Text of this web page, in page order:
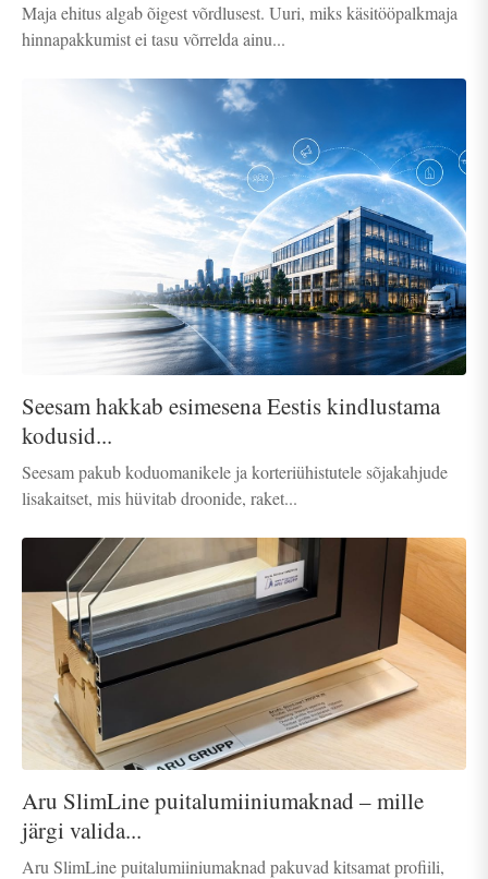
Maja ehitus algab õigest võrdlusest. Uuri, miks käsitööpalkmaja
hinnapakkumist ei tasu võrrelda ainu...
Seesam hakkab esimesena Eestis kindlustama
kodusid...
Seesam pakub koduomanikele ja korteriühistutele sõjakahjude
lisakaitset, mis hüvitab droonide, raket...
Aru SlimLine puitalumiiniumaknad – mille
järgi valida...
Aru SlimLine puitalumiiniumaknad pakuvad kitsamat profiili,